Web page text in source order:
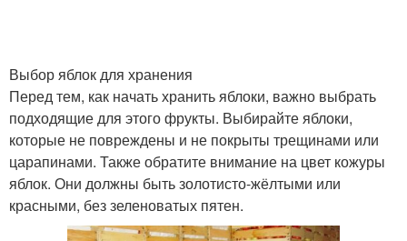
Выбор яблок для хранения
Перед тем, как начать хранить яблоки, важно выбрать
подходящие для этого фрукты. Выбирайте яблоки,
которые не повреждены и не покрыты трещинами или
царапинами. Также обратите внимание на цвет кожуры
яблок. Они должны быть золотисто-жёлтыми или
красными, без зеленоватых пятен.